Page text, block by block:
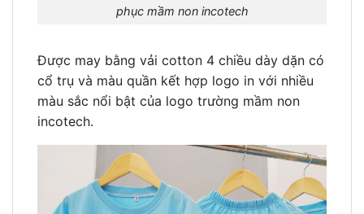
phục mầm non incotech
Được may bằng vải cotton 4 chiều dày dặn có
cổ trụ và màu quần kết hợp logo in với nhiều
màu sắc nổi bật của logo trường mầm non
incotech.